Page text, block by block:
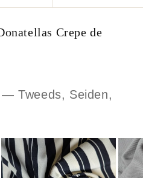
abgezogen, kein Code
Crepe de
Tweeds, Seiden,